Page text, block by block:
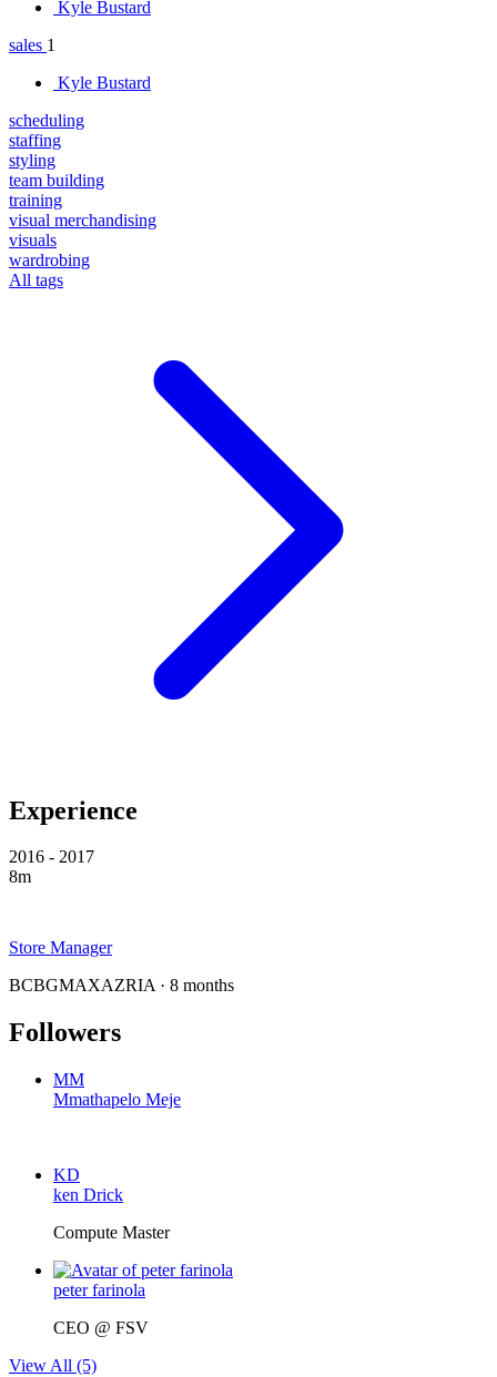
Kyle Bustard
sales 1
Kyle Bustard
scheduling
staffing
styling
team building
training
visual merchandising
visuals
wardrobing
All tags
Experience
2016 - 2017
8m
Store Manager
BCBGMAXAZRIA · 8 months
Followers
MM
Mmathapelo Meje
KD
ken Drick
Compute Master
peter farinola
CEO @ FSV
View All (5)